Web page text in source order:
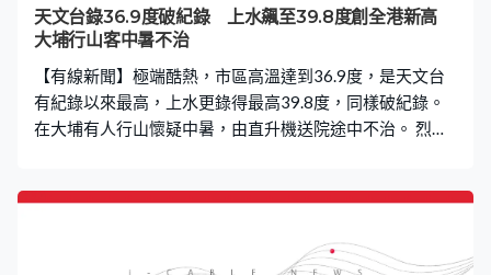
天文台錄36.9度破紀錄 上水飆至39.8度創全港新高
大埔行山客中暑不治
【有線新聞】極端酷熱，市區高溫達到36.9度，是天文台
有紀錄以來最高，上水更錄得最高39.8度，同樣破紀錄。
在大埔有人行山懷疑中暑，由直升機送院途中不治。 烈日
幾乎暈倒，要人揹走。適逢周日假期，她們就愈熱愈熱
「再熱都是這樣打球，50度都是這樣打。」盧先生：「平